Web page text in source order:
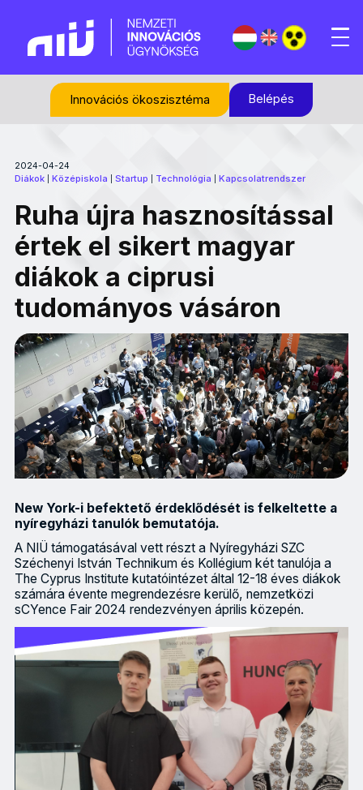
Innovációs ökoszisztéma Belépés
2024-04-24
Diákok| Középiskola Startup Technológia Kapcsolatrendszer
Ruha újra hasznosítással
értek el sikert magyar
diákok a ciprusi
tudományos vásáron
New York-i befektető érdeklődését is felkeltette a
nyíregyházi tanulók bemutatója.
A NIÜ támogatásával vett részt a Nyíregyházi SZC
Széchenyi István Technikum és Kollégium két tanulója a
The Cyprus Institute kutatóintézet által 12-18 éves diákok
számára évente megrendezésre kerülő, nemzetközi
sCYence Fair 2024 rendezvényen április közepén.